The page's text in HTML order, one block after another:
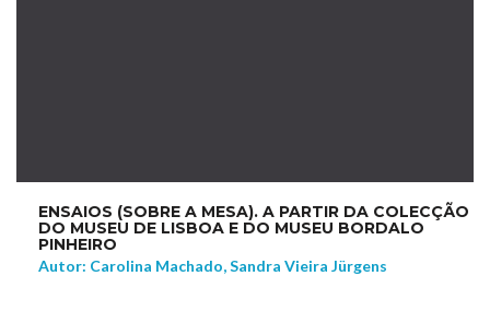
ENSAIOS (SOBRE A MESA). A PARTIR DA COLECÇÃO
DO MUSEU DE LISBOA E DO MUSEU BORDALO
PINHEIRO
Autor: Carolina Machado, Sandra Vieira Jürgens